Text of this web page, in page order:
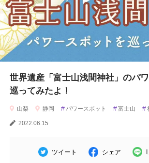
世界遺産「富士山浅間神社」のパ
巡ってみたよ！
山梨 静岡 #パワースポット #富士山 #
2022.06.15
ツイート シェア